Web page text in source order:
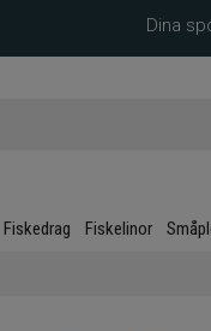
Dina
Fiskedrag Fiskelinor